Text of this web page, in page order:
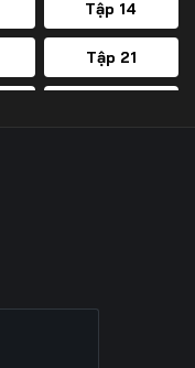
Tập 14
Tập 21